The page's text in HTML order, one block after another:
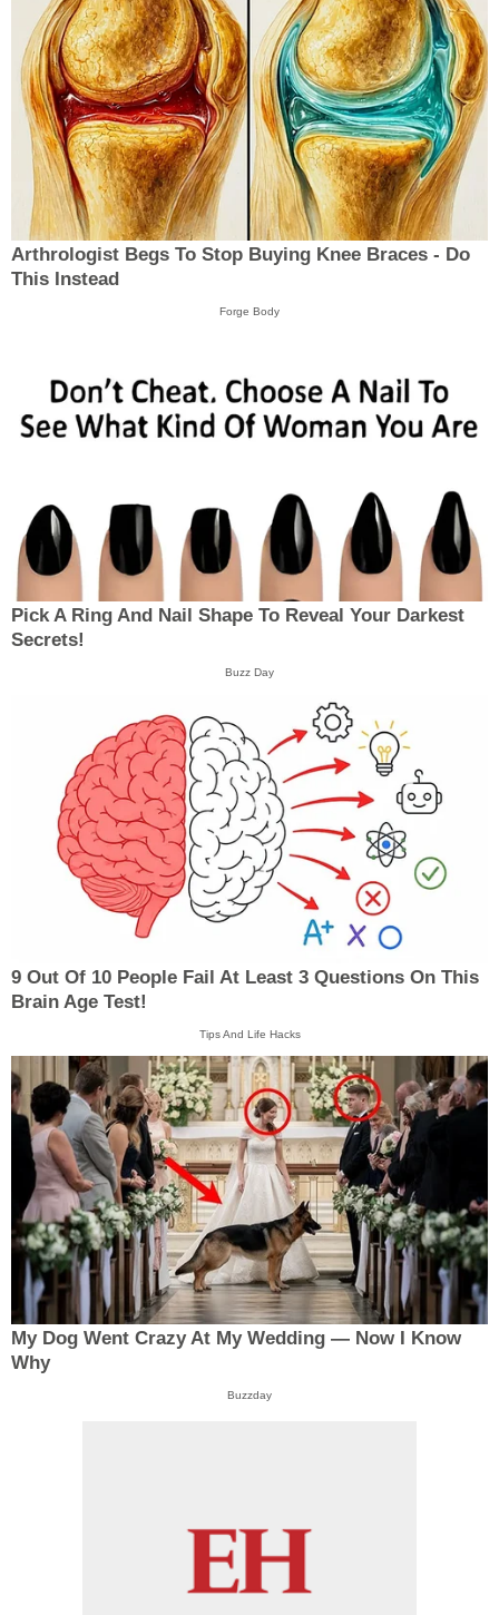
Arthrologist Begs To Stop Buying Knee Braces - Do
This Instead
Forge Body
Pick A Ring And Nail Shape To Reveal Your Darkest
Secrets!
Buzz Day
9 Out Of 10 People Fail At Least 3 Questions On This
Brain Age Test!
Tips And Life Hacks
My Dog Went Crazy At My Wedding — Now I Know
Why
Buzzday